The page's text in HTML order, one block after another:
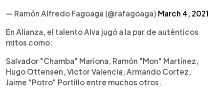
— Ramón Alfredo Fagoaga (@rafagoaga) March 4, 2021
En Alianza, el talento Alva jugó a la par de auténticos
mitos como:
Salvador "Chamba" Mariona, Ramón "Mon" Martínez,
Hugo Ottensen, Victor Valencia, Armando Cortez,
Jaime "Potro" Portillo entre muchos otros.